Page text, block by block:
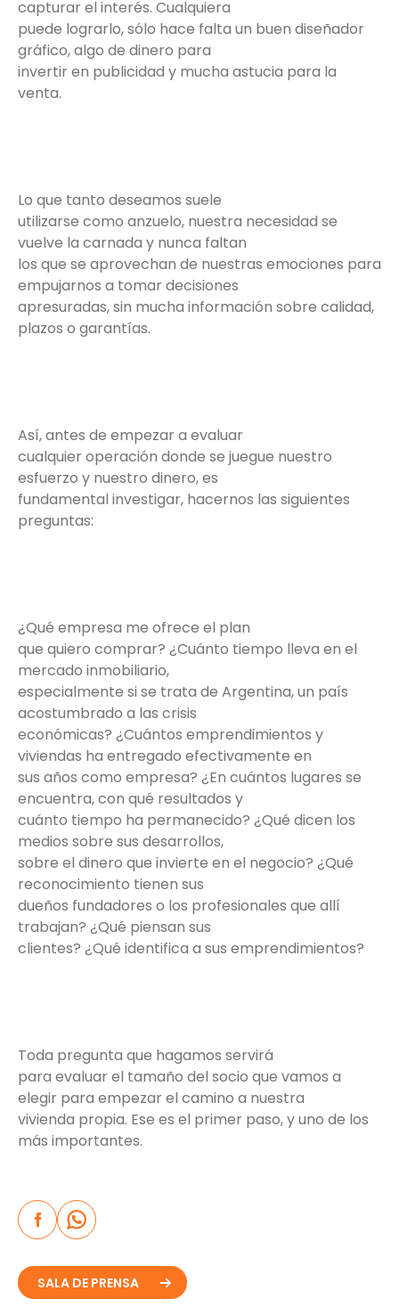
capturar el interés. Cualquiera
puede lograrlo, sólo hace falta un buen diseñador
gráfico, algo de dinero para
invertir en publicidad y mucha astucia para la
venta.
Lo que tanto deseamos suele
utilizarse como anzuelo, nuestra necesidad se
vuelve la carnada y nunca faltan
los que se aprovechan de nuestras emociones para
empujarnos a tomar decisiones
apresuradas, sin mucha información sobre calidad,
plazos o garantías.
Así, antes de empezar a evaluar
cualquier operación donde se juegue nuestro
esfuerzo y nuestro dinero, es
fundamental investigar, hacernos las siguientes
preguntas:
¿Qué empresa me ofrece el plan
que quiero comprar? ¿Cuánto tiempo lleva en el
mercado inmobiliario,
especialmente si se trata de Argentina, un país
acostumbrado a las crisis
económicas? ¿Cuántos emprendimientos y
viviendas ha entregado efectivamente en
sus años como empresa? ¿En cuántos lugares se
encuentra, con qué resultados y
cuánto tiempo ha permanecido? ¿Qué dicen los
medios sobre sus desarrollos,
sobre el dinero que invierte en el negocio? ¿Qué
reconocimiento tienen sus
dueños fundadores o los profesionales que allí
trabajan? ¿Qué piensan sus
clientes? ¿Qué identifica a sus emprendimientos?
Toda pregunta que hagamos servirá
para evaluar el tamaño del socio que vamos a
elegir para empezar el camino a nuestra
vivienda propia. Ese es el primer paso, y uno de los
más importantes.
SALA DE PRENSA